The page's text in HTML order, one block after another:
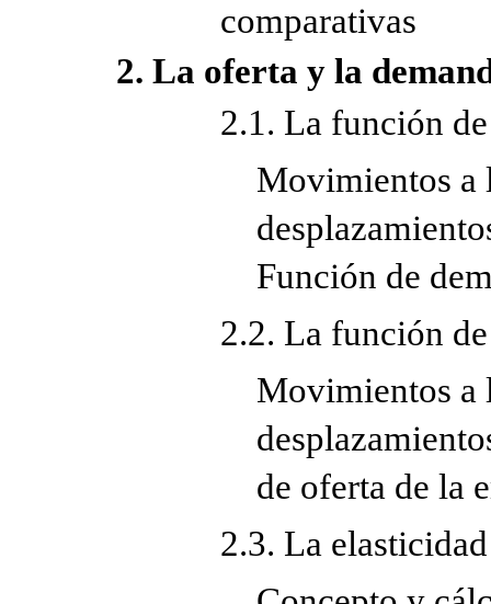
comparativas
2. La oferta y la
2.1. La función
Movimientos a
Función de
2.2. La función
Movimientos a
de oferta de la
2.3. La elasticidad